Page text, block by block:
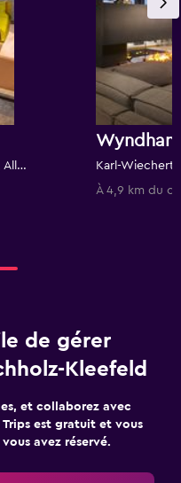
Kleestraße 3A, Hanovre, Basse-Saxe, Allemagne
À 4,9 km du
de gérer
Kleefeld
et collaborez avec
est gratuit et vous
avez réservé.